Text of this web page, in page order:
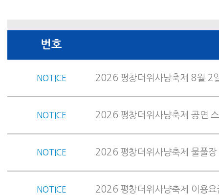
번호
NOTICE 2026 평창더위사냥축제 8월 2
NOTICE 2026 평창더위사냥축제 공연
NOTICE 2026 평창더위사냥축제 물풀장
NOTICE 2026 평창더위사냥축제 이용